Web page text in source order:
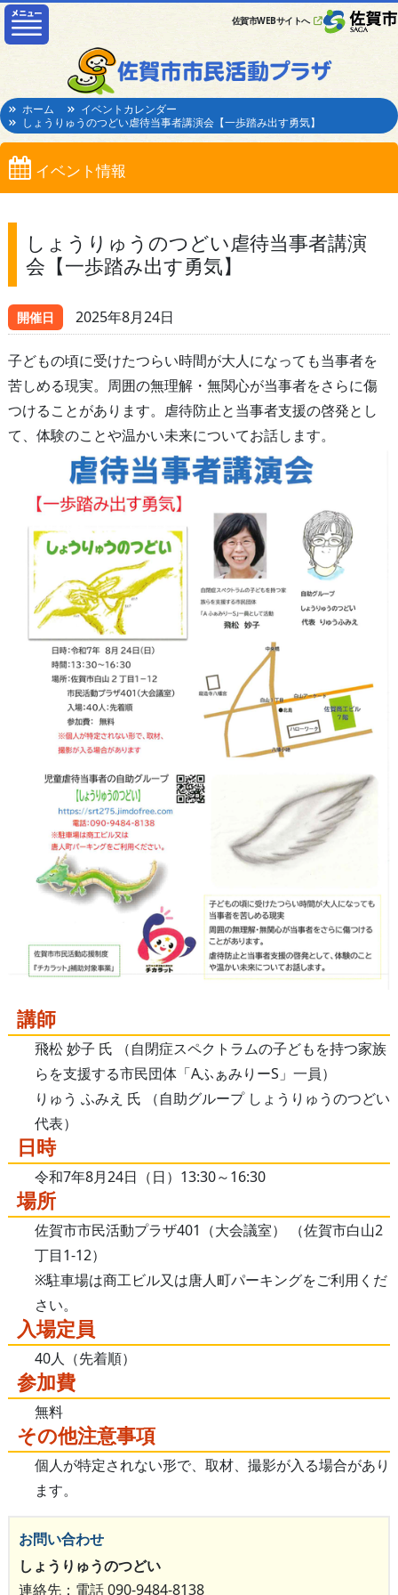
佐賀市WEBサイトへ
ホーム
イベントカレンダー
しょうりゅうのつどい虐待当事者講演会【一歩踏み出す勇気】
イベント情報
しょうりゅうのつどい虐待当事者講演
会【一歩踏み出す勇気】
開催日 2025年8月24日
子どもの頃に受けたつらい時間が大人になっても当事者を
苦しめる現実。周囲の無理解・無関心が当事者をさらに傷
つけることがあります。虐待防止と当事者支援の啓発とし
て、体験のことや温かい未来についてお話します。
講師
飛松 妙子 氏 （自閉症スペクトラムの子どもを持つ家族
らを支援する市民団体「AふぁみりーS」一員）
りゅう ふみえ 氏 （自助グループ しょうりゅうのつどい
代表）
日時
令和7年8月24日（日）13:30～16:30
場所
佐賀市市民活動プラザ401（大会議室） （佐賀市白山2
丁目1-12）
※駐車場は商工ビル又は唐人町パーキングをご利用くだ
さい。
入場定員
40人（先着順）
参加費
無料
その他注意事項
個人が特定されない形で、取材、撮影が入る場合があり
ます。
お問い合わせ
しょうりゅうのつどい
連絡先：電話 090-9484-8138